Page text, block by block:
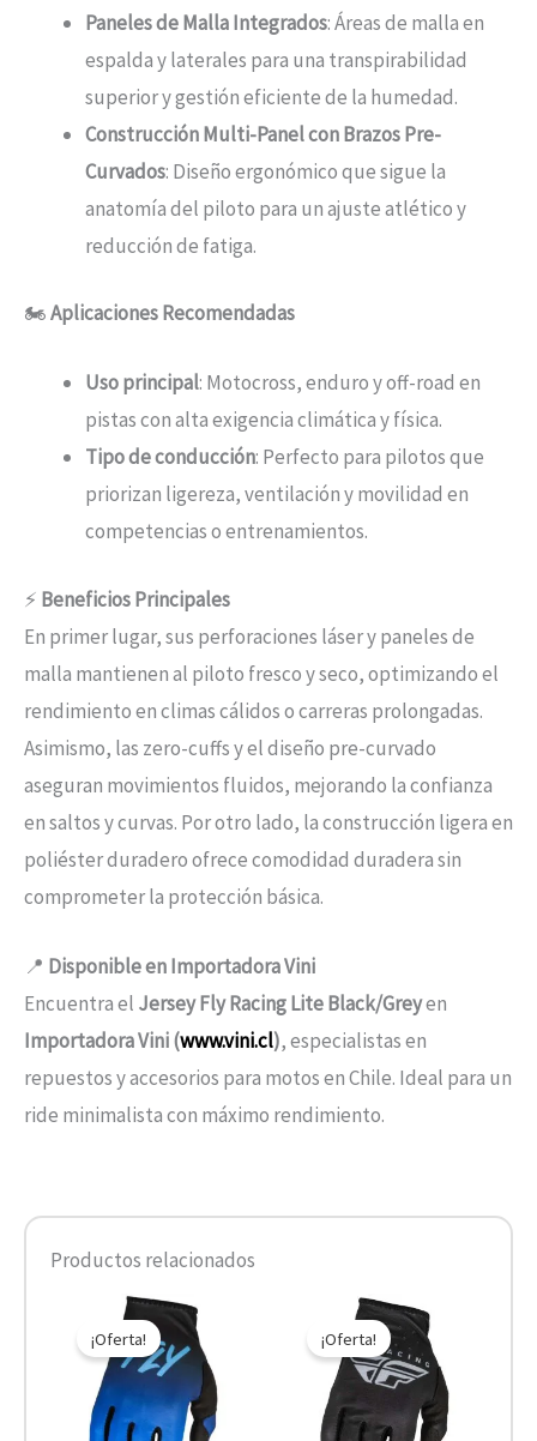
Paneles de Malla Integrados: Áreas de malla en
espalda y laterales para una transpirabilidad
superior y gestión eficiente de la humedad.
Construcción Multi-Panel con Brazos Pre-
Curvados: Diseño ergonómico que sigue la
anatomía del piloto para un ajuste atlético y
reducción de fatiga.
🏍️Aplicaciones Recomendadas
Uso principal: Motocross, enduro y off-road en
pistas con alta exigencia climática y física.
Tipo de conducción: Perfecto para pilotos que
priorizan ligereza, ventilación y movilidad en
competencias o entrenamientos.
⚡ Beneficios Principales
En primer lugar, sus perforaciones láser y paneles de
malla mantienen al piloto fresco y seco, optimizando el
rendimiento en climas cálidos o carreras prolongadas.
Asimismo, las zero-cuffs y el diseño pre-curvado
aseguran movimientos fluidos, mejorando la confianza
en saltos y curvas. Por otro lado, la construcción ligera en
poliéster duradero ofrece comodidad duradera sin
comprometer la protección básica.
📍 Disponible en Importadora Vini
Encuentra el Jersey Fly Racing Lite Black/Greyen
Importadora Vini (www.vini.cl), especialistas en
repuestos y accesorios para motos en Chile. Ideal para un
ride minimalista con máximo rendimiento.
Productos relacionados
¡Oferta!
El
precio
original
era:
$24.900.
El
precio
actual
es:
$17.430.
producto ¡Oferta!
El
precio
original
era:
$24.900.
precio
actual
es:
$17.430.